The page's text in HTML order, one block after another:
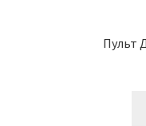
Пульт